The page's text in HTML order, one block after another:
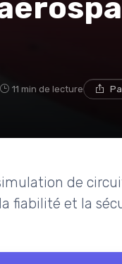
11 min de lecture
de
fiabilité et la